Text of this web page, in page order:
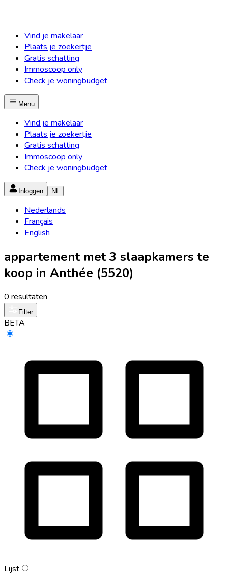
Vind je makelaar
Plaats je zoekertje
Gratis schatting
Immoscoop only
Check je woningbudget
Menu
Vind je makelaar
Plaats je zoekertje
Gratis schatting
Immoscoop only
Check je woningbudget
Inloggen NL
Nederlands
Français
English
appartement met 3 slaapkamers te
koop in Anthée (5520)
0 resultaten
Filter
BETA
Lijst